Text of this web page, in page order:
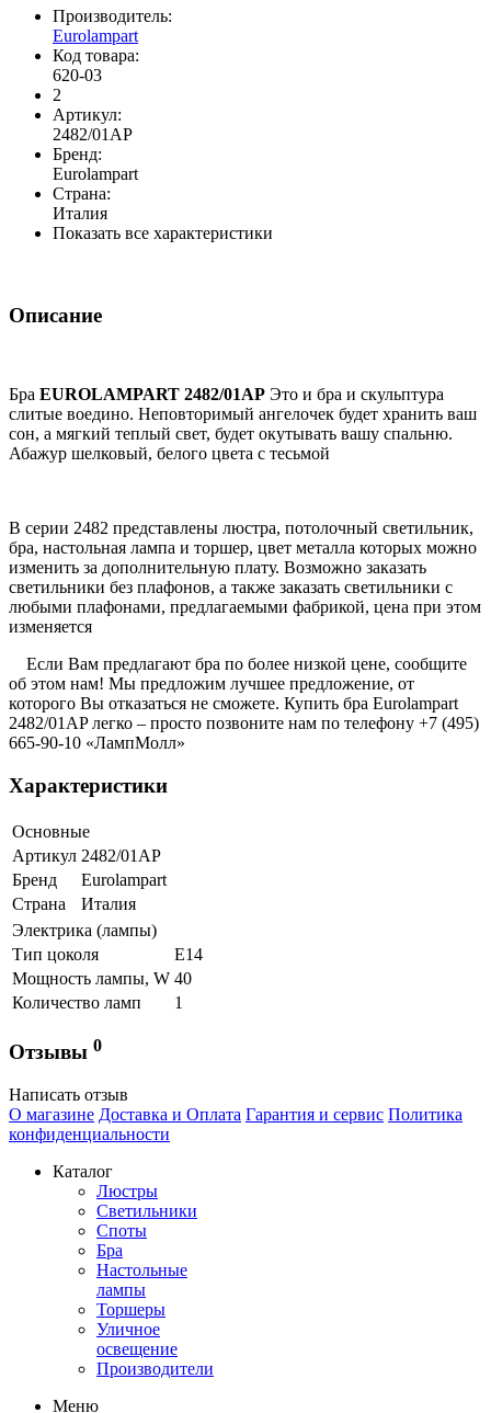
Производитель:
Eurolampart
Код товара:
620-03
2
Артикул:
2482/01AP
Бренд:
Eurolampart
Страна:
Италия
Показать все характеристики
Описание
Бра EUROLAMPART 2482/01AP Это и бра и скульптура
слитые воедино. Неповторимый ангелочек будет хранить ваш
сон, а мягкий теплый свет, будет окутывать вашу спальню.
Абажур шелковый, белого цвета с тесьмой
В серии 2482 представлены люстра, потолочный светильник,
бра, настольная лампа и торшер, цвет металла которых можно
изменить за дополнительную плату. Возможно заказать
светильники без плафонов, а также заказать светильники с
любыми плафонами, предлагаемыми фабрикой, цена при этом
изменяется
Если Вам предлагают бра по более низкой цене, сообщите
об этом нам! Мы предложим лучшее предложение, от
которого Вы отказаться не сможете. Купить бра Eurolampart
2482/01AP легко – просто позвоните нам по телефону +7 (495)
665-90-10 «ЛампМолл»
Характеристики
Основные
Артикул 2482/01AP
Бренд
Eurolampart
Страна
Италия
Электрика (лампы)
Тип цоколя
Е14
Мощность лампы, W 40
Количество ламп
1
Отзывы 0
Написать отзыв
О магазине Доставка и Оплата Гарантия и сервис Политика
конфиденциальности
Каталог
Люстры
Светильники
Споты
Бра
Настольные
лампы
Торшеры
Уличное
освещение
Производители
Меню